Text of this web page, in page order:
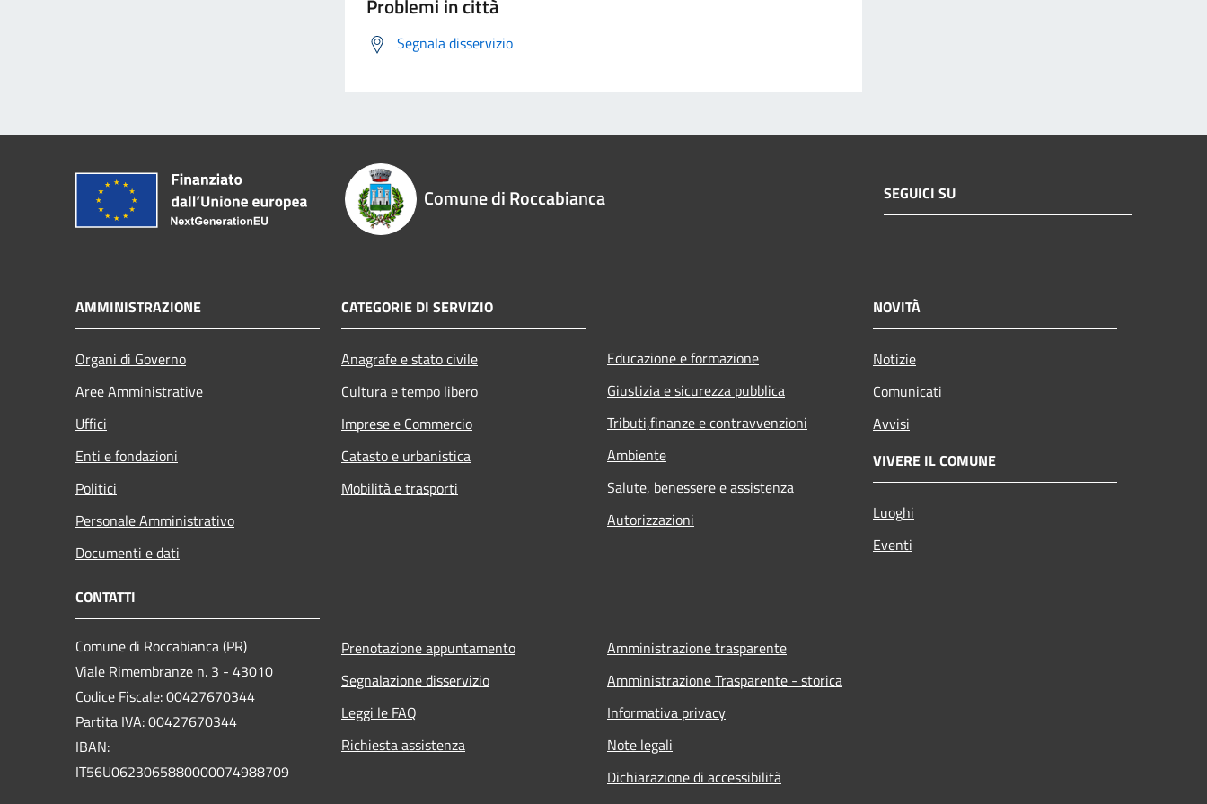
Problemi in città
Segnala disservizio
Comune di Roccabianca SEGUICI SU
AMMINISTRAZIONE
Organi di Governo
Aree Amministrative
Uffici
Enti e fondazioni
Politici
Personale Amministrativo
Documenti e dati
CATEGORIE DI SERVIZIO
Anagrafe e stato civile
Cultura e tempo libero
Imprese e Commercio
Catasto e urbanistica
Mobilità e trasporti
Educazione e formazione
Giustizia e sicurezza pubblica
Tributi,finanze e contravvenzioni
Ambiente
Salute, benessere e assistenza
Autorizzazioni
NOVITÀ
Notizie
Comunicati
Avvisi
VIVERE IL COMUNE
Luoghi
Eventi
CONTATTI
Comune di Roccabianca (PR)
Viale Rimembranze n. 3 - 43010
Codice Fiscale: 00427670344
Partita IVA: 00427670344
IBAN:
IT56U0623065880000074988709
Prenotazione appuntamento
Segnalazione disservizio
Leggi le FAQ
Richiesta assistenza
Amministrazione trasparente
Amministrazione Trasparente - storica
Informativa privacy
Note legali
Dichiarazione di accessibilità